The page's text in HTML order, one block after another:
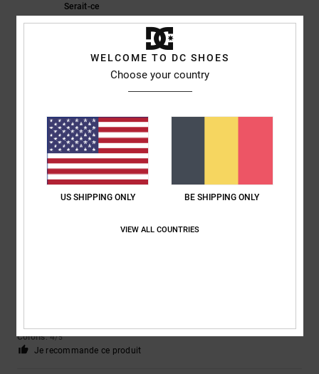
Serait-ce
Afficher original - Dutch
: PetitMatière
5/5
30 juin 2026
joli, léger , parfait pour l'été
Confort: 5/5 Rapport qualité / prix
Je recommande ce produit
4/5
Coloris: 4/5
Je recommande ce produit
WELCOME TO DC SHOES
Choose your country
US SHIPPING ONLY BE SHIPPING ONLY
VIEW ALL COUNTRIES